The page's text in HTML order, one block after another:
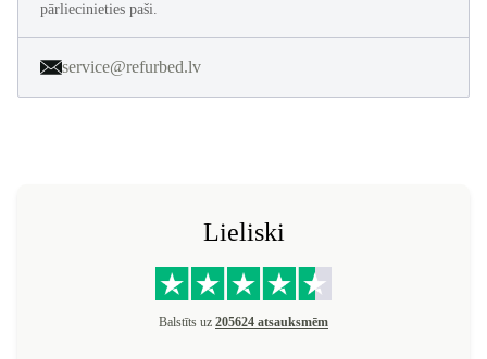
pārliecinieties paši.
service@refurbed.lv
Lieliski
Balstīts uz 205624 atsauksmēm